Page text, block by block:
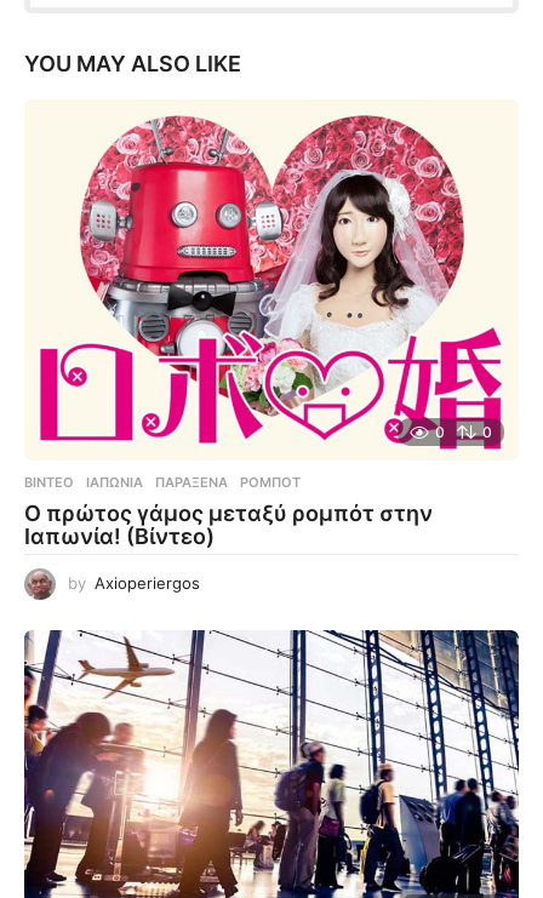
YOU MAY ALSO LIKE
0 0
ΒΊΝΤΕΟ ΙΑΠΩΝΊΑ ,ΠΑΡΆΞΕΝΑ ,ΡΟΜΠΌΤ
Ο πρώτος γάμος μεταξύ ρομπότ στην
Ιαπωνία! (Βίντεο)
by Axioperiergos